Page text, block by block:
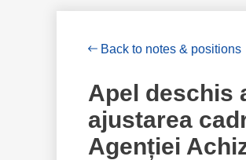
Back to notes & positions
Apel deschis
ajustarea
Agenției